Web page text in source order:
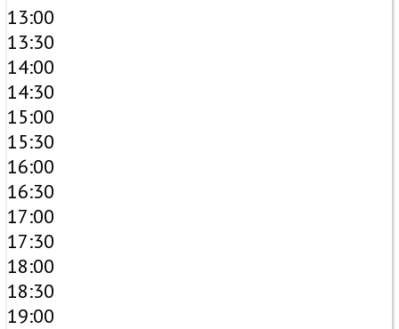
13:00
13:30
14:00
14:30
15:00
15:30
16:00
16:30
17:00
17:30
18:00
18:30
19:00